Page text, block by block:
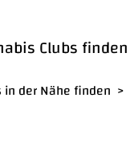
Clubs finden
in der Nähe finden >